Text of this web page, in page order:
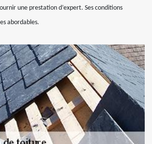
une prestation d’expert. Ses conditions
abordables.